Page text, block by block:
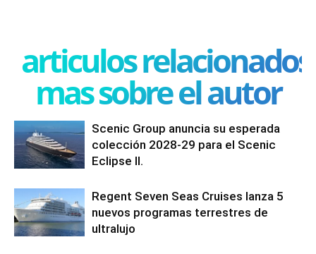
articulos relacionados
mas sobre el autor
Scenic Group anuncia su esperada
colección 2028-29 para el Scenic
Eclipse II.
Regent Seven Seas Cruises lanza 5
nuevos programas terrestres de
ultralujo